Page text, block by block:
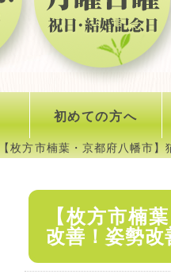
初めての方へ
【枚方市楠葉・京都府八幡市
【枚方市楠
改善！姿勢